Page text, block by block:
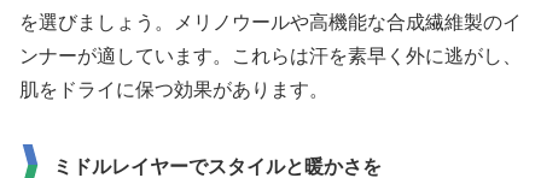
を選びましょう。メリノウールや高機能な合成繊維製のイ
ンナーが適しています。これらは汗を素早く外に逃がし、
肌をドライに保つ効果があります。
ミドルレイヤーでスタイルと暖かさを